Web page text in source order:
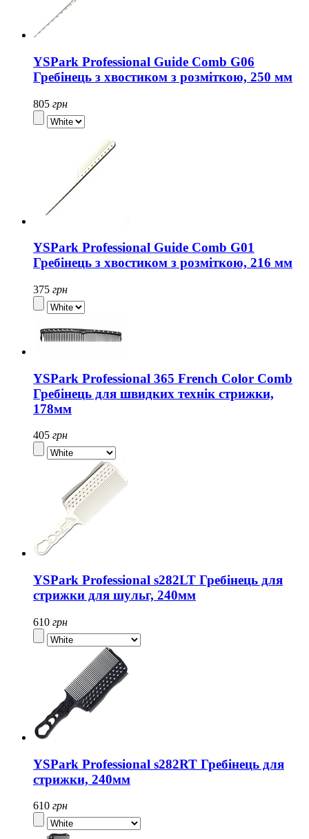
YSPark Professional Guide Comb G06
Гребінець з хвостиком з розміткою, 250 мм
805 грн
YSPark Professional Guide Comb G01
Гребінець з хвостиком з розміткою, 216 мм
375 грн
YSPark Professional 365 French Color Comb
Гребінець для швидких технік стрижки,
178мм
405 грн
YSPark Professional s282LT Гребінець для
стрижки для шульг, 240мм
610 грн
YSPark Professional s282RT Гребінець для
стрижки, 240мм
610 грн